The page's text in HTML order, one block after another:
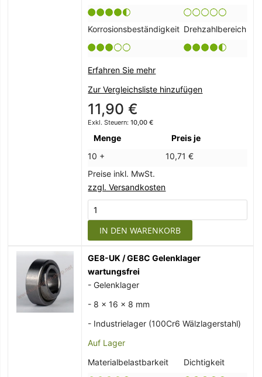
Korrosionsbeständigkeit Drehzahlbereich
Erfahren Sie mehr
Zur Vergleichsliste hinzufügen
11,90 €
10,00 €
Menge
Preis je
10 +
10,71 €
Preise inkl. MwSt.
zzgl. Versandkosten
IN DEN WARENKORB
GE8-UK / GE8C Gelenklager
wartungsfrei
- Gelenklager
- 8 x 16 x 8 mm
- Industrielager (100Cr6 Wälzlagerstahl)
Auf Lager
Materialbelastbarkeit
Dichtigkeit